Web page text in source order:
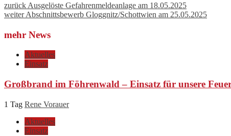
zurück Ausgelöste Gefahrenmeldeanlage am 18.05.2025
weiterAbschnittsbewerb Gloggnitz/Schottwien am 25.05.2025
mehr News
Aktuelles
Einsatz
Großbrand im Föhrenwald – Einsatz für unsere
1 Tag Rene Vorauer
Aktuelles
Einsatz